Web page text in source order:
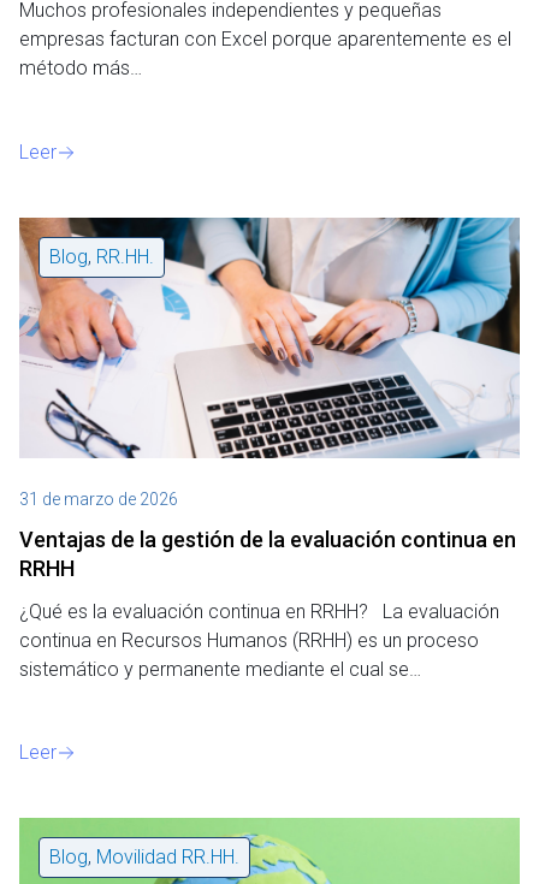
Muchos profesionales independientes y pequeñas
empresas facturan con Excel porque aparentemente es el
método más…
Leer
Blog, RR.HH.
31 de marzo de 2026
Ventajas de la gestión de la evaluación continua en
RRHH
¿Qué es la evaluación continua en RRHH? La evaluación
continua en Recursos Humanos (RRHH) es un proceso
sistemático y permanente mediante el cual se…
Leer
Blog, Movilidad RR.HH.